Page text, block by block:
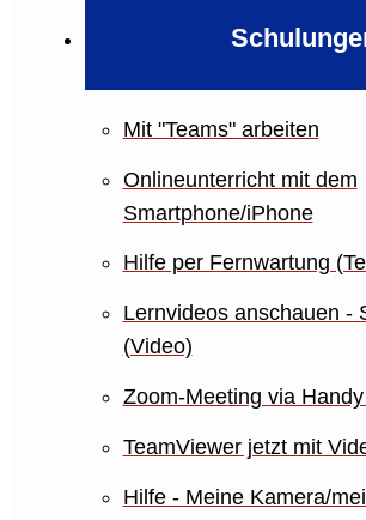
Mit "Teams" arbeiten
Onlineunterricht mit dem
Smartphone/iPhone
Hilfe per Fernwartung
Lernvideos anschauen -
(Video)
Zoom-Meeting via
TeamViewer jetzt mit
Hilfe - Meine Kamera/